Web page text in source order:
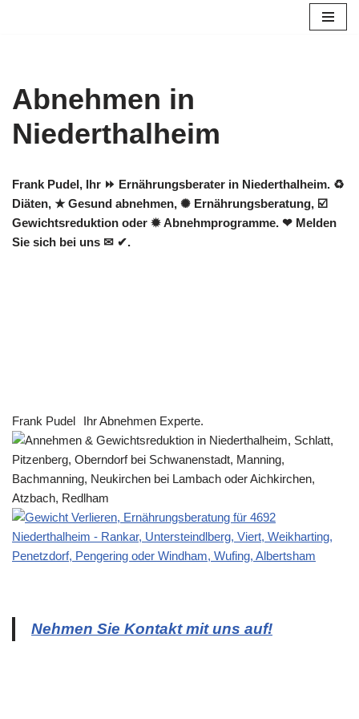
Abnehmen in
Niederthalheim
Frank Pudel, Ihr ⏩ Ernährungsberater in Niederthalheim. ♻
Diäten, ★ Gesund abnehmen, ✺ Ernährungsberatung, ☑️
Gewichtsreduktion oder ✹ Abnehmprogramme. ❤ Melden
Sie sich bei uns ✉ ✔.
Frank Pudel Ihr Abnehmen Experte.
Nehmen Sie Kontakt mit uns auf!